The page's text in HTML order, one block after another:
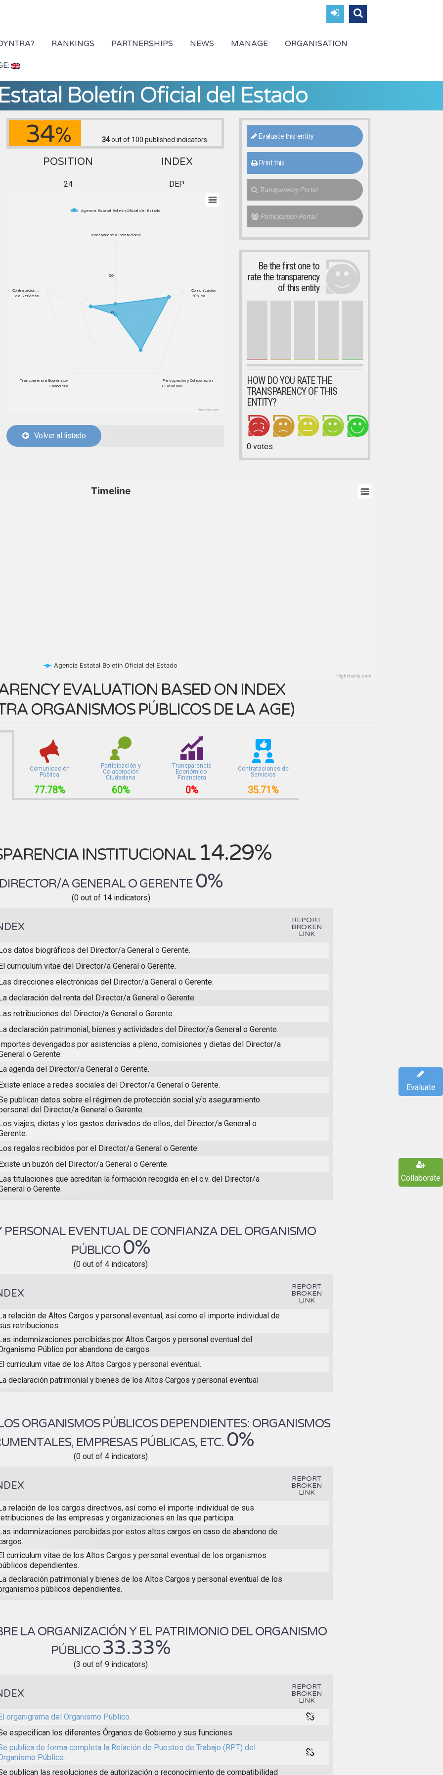
RANKINGS PARTNERSHIPS NEWS MANAGE ORGANISATION
Boletín Oficial del Estado
34% 34out of 100 published indicators
POSITION INDEX
24 DEP
Agencia Estatal Boletín Oficial del Estado
Transparencia Institucional
Comunicación
Pública
Participación y Colaboración
Ciudadana
Transparencia Económico-
Financiera
Contratacion…
de Servicios
0
50
Highcharts.com
Volver al listado
Evaluate this entity
Print this
Transparency Portal
Participation Portal
Be the first one to
rate the transparency
of this entity
HOW DO YOU RATE THE
TRANSPARENCY OF THIS
ENTITY?
0votes
Timeline
Agencia Estatal Boletín Oficial del Estado
Highcharts.com
EVALUATION BASED ON INDEX
ORGANISMOS PÚBLICOS DE LA AGE)
Comunicación
Pública
77.78%
Participación y
Colaboración
Ciudadana
60%
Transparencia
Económico-
Financiera
0%
Contrataciones de
Servicios
35.71%
INSTITUCIONAL 14.29%
DIRECTOR/A GENERAL O GERENTE 0%
(0 out of 14 indicators)
REPORT
BROKEN
LINK
datos biográficos del Director/a General o Gerente.
curriculum vitae del Director/a General o Gerente.
direcciones electrónicas del Director/a General o Gerente.
declaración del renta del Director/a General o Gerente.
retribuciones del Director/a General o Gerente.
declaración patrimonial, bienes y actividades del Director/a General o Gerente.
devengados por asistencias a pleno, comisiones y dietas del Director/a
o Gerente.
agenda del Director/a General o Gerente.
enlace a redes sociales del Director/a General o Gerente.
publican datos sobre el régimen de protección social y/o aseguramiento
del Director/a General o Gerente.
viajes, dietas y los gastos derivados de ellos, del Director/a General o
regalos recibidos por el Director/a General o Gerente.
un buzón del Director/a General o Gerente.
titulaciones que acreditan la formación recogida en el c.v. del Director/a
o Gerente.
PERSONAL EVENTUAL DE CONFIANZA DEL ORGANISMO
PÚBLICO 0%
(0 out of 4 indicators)
REPORT
BROKEN
LINK
relación de Altos Cargos y personal eventual, así como el importe individual de
retribuciones.
indemnizaciones percibidas por Altos Cargos y personal eventual del
Público por abandono de cargos.
curriculum vitae de los Altos Cargos y personal eventual.
declaración patrimonial y bienes de los Altos Cargos y personal eventual
ORGANISMOS PÚBLICOS DEPENDIENTES: ORGANISMOS
EMPRESAS PÚBLICAS, ETC. 0%
(0 out of 4 indicators)
REPORT
BROKEN
LINK
relación de los cargos directivos, así como el importe individual de sus
de las empresas y organizaciones en las que participa.
indemnizaciones percibidas por estos altos cargos en caso de abandono de
curriculum vitae de los Altos Cargos y personal eventual de los organismos
dependientes.
declaración patrimonial y bienes de los Altos Cargos y personal eventual de los
públicos dependientes.
LA ORGANIZACIÓN Y EL PATRIMONIO DEL ORGANISMO
PÚBLICO 33.33%
(3 out of 9 indicators)
REPORT
BROKEN
LINK
organigrama del Organismo Público.
especifican los diferentes Órganos de Gobierno y sus funciones.
publica de forma completa la Relación de Puestos de Trabajo (RPT) del
Público.
publican las resoluciones de autorización o reconocimiento de compatibilidad
Evaluate
Collaborate